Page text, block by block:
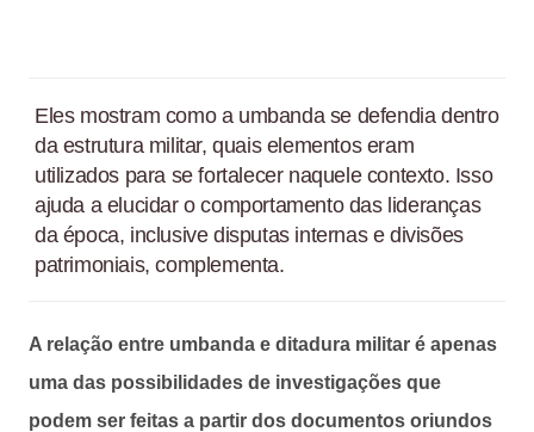
Eles mostram como a umbanda se defendia dentro
da estrutura militar, quais elementos eram
utilizados para se fortalecer naquele contexto. Isso
ajuda a elucidar o comportamento das lideranças
da época, inclusive disputas internas e divisões
patrimoniais, complementa.
A relação entre umbanda e ditadura militar é apenas
uma das possibilidades de investigações que
podem ser feitas a partir dos documentos oriundos